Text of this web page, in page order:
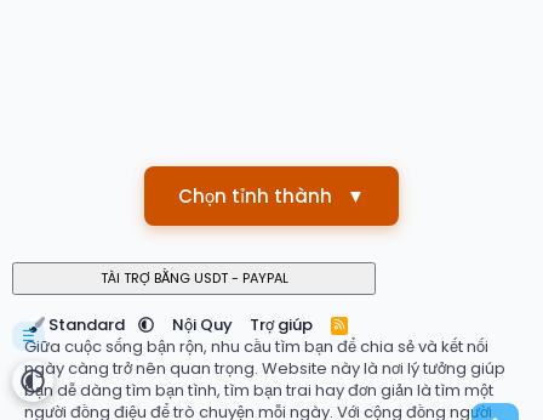
Chọn tỉnh thành ▼
Standard Nội Quy Trợ giúp
R
S
S
Giữa cuộc sống bận rộn, nhu cầu tìm bạn để chia sẻ và kết nối
ngày càng trở nên quan trọng. Website này là nơi lý tưởng giúp
bạn dễ dàng tìm bạn tình, tìm bạn trai hay đơn giản là tìm một
người đồng điệu để trò chuyện mỗi ngày. Với cộng đồng người
☰